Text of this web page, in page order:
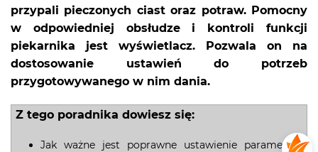
przypali pieczonych ciast oraz potraw. Pomocny
w odpowiedniej obsłudze i kontroli funkcji
piekarnika jest wyświetlacz. Pozwala on na
dostosowanie ustawień do potrzeb
przygotowywanego w nim dania.
Z tego poradnika dowiesz się:
Jak ważne jest poprawne ustawienie parametrów